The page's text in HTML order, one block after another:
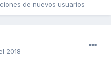
de nuevos usuarios
2018